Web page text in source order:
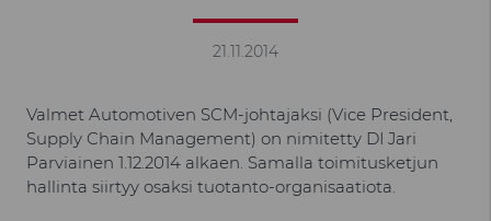
21.11.2014
Valmet Automotiven SCM-johtajaksi (Vice President,
Supply Chain Management) on nimitetty DI Jari
Parviainen 1.12.2014 alkaen. Samalla toimitusketjun
hallinta siirtyy osaksi tuotanto-organisaatiota.